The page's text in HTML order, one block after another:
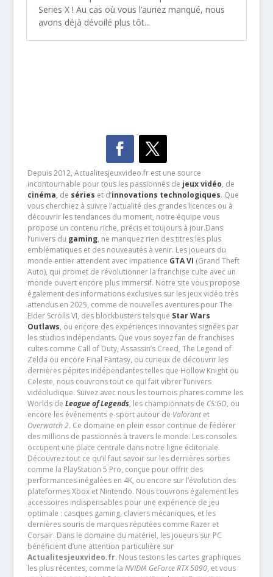
Series X ! Au cas où vous l’auriez manqué, nous
avons déjà dévoilé plus tôt...
Depuis 2012, Actualitesjeuxvideo.fr est une source
incontournable pour tous les passionnés de jeux vidéo, de
cinéma,de séries et d’innovations technologiques. Que
vous cherchiez à suivre l’actualité des grandes licences ou à
découvrir les tendances du moment, notre équipe vous
propose un contenu riche, précis et toujours à jour.Dans
l’univers du gaming, ne manquez rien des titres les plus
emblématiques et des nouveautés à venir. Les joueurs du
monde entier attendent avec impatience GTA VI (Grand Theft
Auto), qui promet de révolutionner la franchise culte avec un
monde ouvert encore plus immersif. Notre site vous propose
également des informations exclusives sur les jeux vidéo très
attendus en 2025, comme de nouvelles aventures pour The
Elder Scrolls VI, des blockbusters tels que Star Wars
Outlaws, ou encore des expériences innovantes signées par
les studios indépendants. Que vous soyez fan de franchises
cultes comme Call of Duty, Assassin’s Creed, The Legend of
Zelda ou encore Final Fantasy, ou curieux de découvrir les
dernières pépites indépendantes telles que Hollow Knight ou
Celeste, nous couvrons tout ce qui fait vibrer l’univers
vidéoludique. Suivez avec nous les tournois phares comme les
Worlds de League of Legends, les championnats de CS:GO, ou
encore les événements e-sport autour de Valorantet
Overwatch 2. Ce domaine en plein essor continue de fédérer
des millions de passionnés à travers le monde. Les consoles
occupent une place centrale dans notre ligne éditoriale.
Découvrez tout ce qu’il faut savoir sur les dernières sorties
comme la PlayStation 5 Pro, conçue pour offrir des
performances inégalées en 4K, ou encore sur l’évolution des
plateformes Xbox et Nintendo. Nous couvrons également les
accessoires indispensables pour une expérience de jeu
optimale : casques gaming, claviers mécaniques, et les
dernières souris de marques réputées comme Razer et
Corsair. Dans le domaine du matériel, les joueurs sur PC
bénéficient d’une attention particulière sur
Actualitesjeuxvideo.fr. Nous testons les cartes graphiques
les plus récentes, comme la NVIDIA GeForce RTX 5090, et vous